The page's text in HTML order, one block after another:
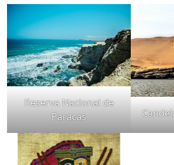
Reserva Nacional de
Paracas